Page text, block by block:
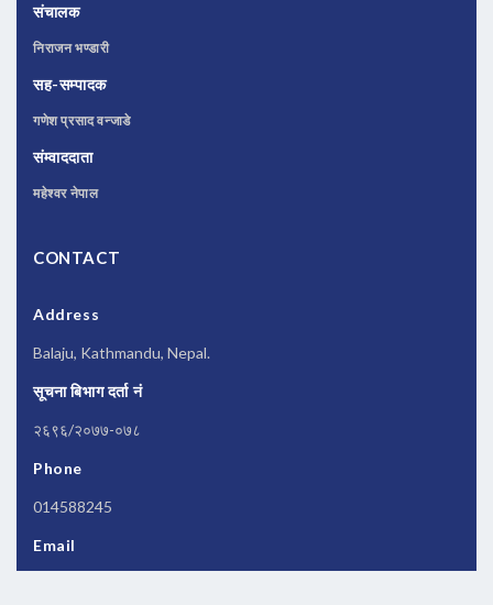
संचालक
निराजन भण्डारी
सह-सम्पादक
गणेश प्रसाद वन्जाडे
संम्वाददाता
महेश्वर नेपाल
CONTACT
Address
Balaju, Kathmandu, Nepal.
सूचना बिभाग दर्ता नं
२६९६/२०७७-०७८
Phone
014588245
Email